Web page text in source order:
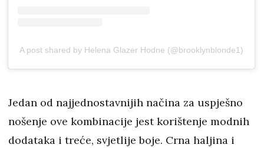
A post shared by Helena Glazer Hodne (@brooklynblonde1)
Jedan od najjednostavnijih načina za uspješno
nošenje ove kombinacije jest korištenje modnih
dodataka i treće, svjetlije boje. Crna haljina i